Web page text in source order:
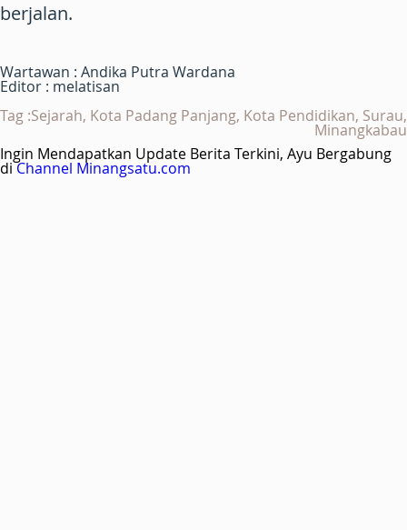
berjalan.
Wartawan : Andika Putra Wardana
Editor : melatisan
Tag :Sejarah, Kota Padang Panjang, Kota Pendidikan, Surau,
Minangkabau
Ingin Mendapatkan Update Berita Terkini, Ayu Bergabung
diChannel Minangsatu.com